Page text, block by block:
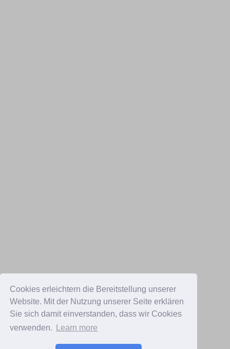
Cookies erleichtern die Bereitstellung unserer
Website. Mit der Nutzung unserer Seite erklären
Sie sich damit einverstanden, dass wir Cookies
verwenden.
Learn more